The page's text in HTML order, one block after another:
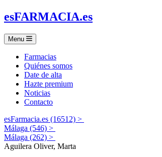
esFARMACIA.es
Menu
Farmacias
Quiénes somos
Date de alta
Hazte premium
Noticias
Contacto
esFarmacia.es (16512) >
Málaga (546) >
Málaga (262) >
Aguilera Oliver, Marta